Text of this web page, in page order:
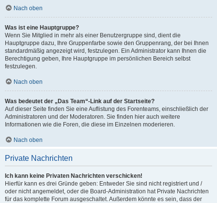
Nach oben
Was ist eine Hauptgruppe?
Wenn Sie Mitglied in mehr als einer Benutzergruppe sind, dient die
Hauptgruppe dazu, Ihre Gruppenfarbe sowie den Gruppenrang, der bei Ihnen
standardmäßig angezeigt wird, festzulegen. Ein Administrator kann Ihnen die
Berechtigung geben, Ihre Hauptgruppe im persönlichen Bereich selbst
festzulegen.
Nach oben
Was bedeutet der „Das Team“-Link auf der Startseite?
Auf dieser Seite finden Sie eine Auflistung des Forenteams, einschließlich der
Administratoren und der Moderatoren. Sie finden hier auch weitere
Informationen wie die Foren, die diese im Einzelnen moderieren.
Nach oben
Private Nachrichten
Ich kann keine Privaten Nachrichten verschicken!
Hierfür kann es drei Gründe geben: Entweder Sie sind nicht registriert und /
oder nicht angemeldet, oder die Board-Administration hat Private Nachrichten
für das komplette Forum ausgeschaltet. Außerdem könnte es sein, dass der